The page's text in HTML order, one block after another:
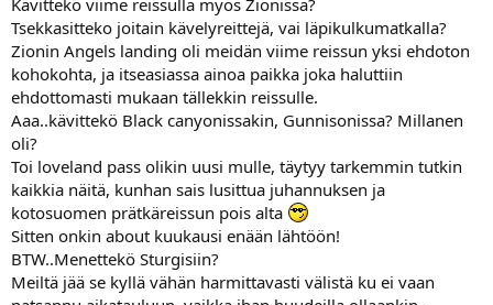
rahastusrysä onkin.
Mesa Verde on kaunis vehreä paikka aavikolla vietettyjen päivien
jälkeen. Kannattaa muuten hankkia America The Beautiful-
vuosipassi kansallispuistoihin, jos meinaatte yhtään kierrellä niissä.
$80 kortilla saa autokuntakohtaisen kausikortin, jolla kuittaa niin
Grand Canyonit kuin pienemmätkin puistot ja metsät.
Durango-Montrose välillä oleva "Million Dollar Highway" on
reitillänne, ja ainakin mulle oli yksi reissun suosikkipaikkoja
Ourayineen sunmuine vuoristokylineen.
Denveriä lähestyettäessä voin suositella jatkamaan Buena Vistan
kohdalta pohjoiseen, Leadvillen läpi kohti I-70:ä, josta pienellä
motarisiirtymällä pääsee ajamaan Loveland Passin yli. Solan
ylityksen jälkeen kannattaa ajaa vielä koukata sama kohta motaria
takaisin päin; Eisenhower tunnel oli ainakin insinöörille vaikuttava ja
Tsekkasitteko joitain kävelyreittejä, vai läpikulkumatkalla?
Zionin Angels landing oli meidän viime reissun yksi ehdoton
kohokohta, ja itseasiassa ainoa paikka joka haluttiin
ehdottomasti mukaan tällekkin reissulle.
Aaa..kävittekö Black canyonissakin, Gunnisonissa? Millanen
oli?
Toi loveland pass olikin uusi mulle, täytyy tarkemmin tutkin
kaikkia näitä, kunhan sais lusittua juhannuksen ja
kotosuomen prätkäreissun pois alta
Sitten onkin about kuukausi enään lähtöön!
BTW..Menettekö Sturgisiin?
Meiltä jää se kyllä vähän harmittavasti välistä ku ei vaan